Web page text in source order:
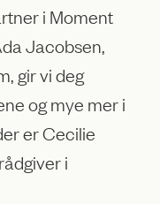
i Moment
Jacobsen,
gir vi deg
og mye mer i
er Cecilie
i